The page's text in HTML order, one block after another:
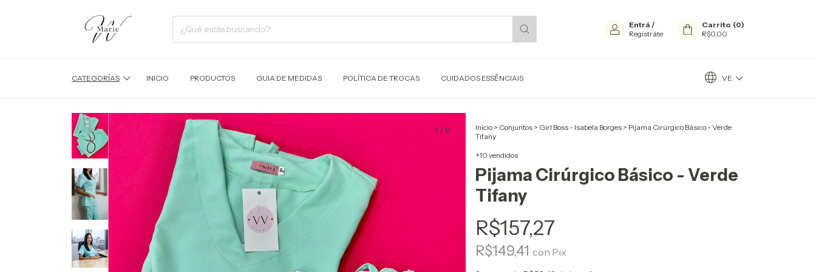
Entrá /
Registráte
Carrito (0)
R$0,00
CATEGORÍAS INICIO PRODUCTOS GUIA DE MEDIDAS POLÍTICA DE TROCAS CUIDADOS ESSÊNCIAIS VE
1 /6 Inicio > Conjuntos > Girl Boss - Isabela Borges > Pijama Cirúrgico Básico - Verde
Tifany
+10 vendidos
Pijama Cirúrgico Básico - Verde
Tifany
R$157,27
R$149,41 con Pix